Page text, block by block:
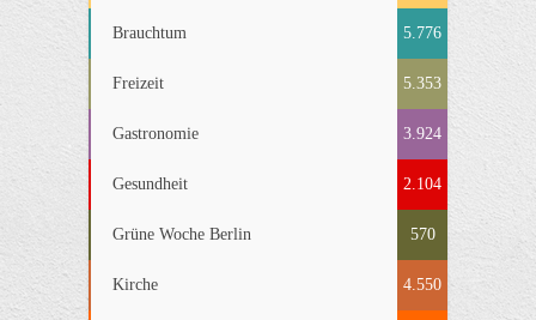
Brauchtum 5.776
Freizeit 5.353
Gastronomie 3.924
Gesundheit 2.104
Grüne Woche Berlin 570
Kirche 4.550